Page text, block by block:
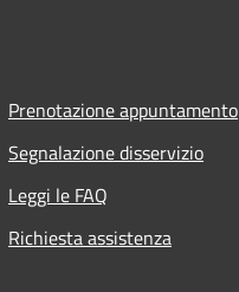
Prenotazione appuntamento
Segnalazione disservizio
Leggi le FAQ
Richiesta assistenza